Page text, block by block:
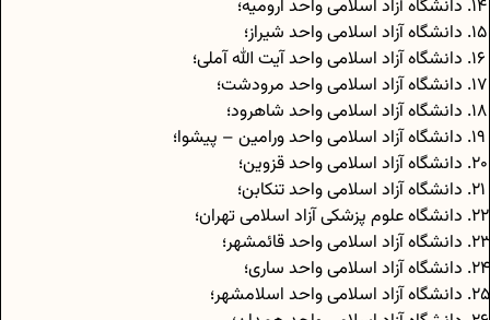
دانشگاه آزاد اسلامی واحد ارومیه؛
دانشگاه آزاد اسلامی واحد شیراز؛
دانشگاه آزاد اسلامی واحد آیت الله آملی؛
دانشگاه آزاد اسلامی واحد مرودشت؛
دانشگاه آزاد اسلامی واحد شاهرود؛
دانشگاه آزاد اسلامی واحد ورامین – پیشوا؛
دانشگاه آزاد اسلامی واحد قزوین؛
دانشگاه آزاد اسلامی واحد تنکابن؛
دانشگاه علوم پزشکی آزاد اسلامی تهران؛
دانشگاه آزاد اسلامی واحد قائمشهر؛
دانشگاه آزاد اسلامی واحد ساری؛
دانشگاه آزاد اسلامی واحد اسلامشهر؛